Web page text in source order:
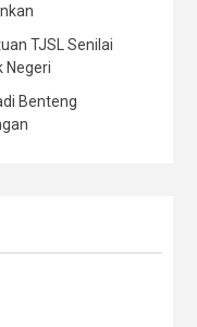
TJSL Senilai
Negeri
Benteng